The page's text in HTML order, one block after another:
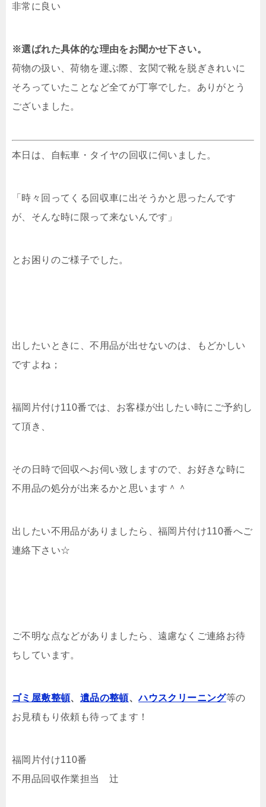
非常に良い
※選ばれた具体的な理由をお聞かせ下さい。
荷物の扱い、荷物を運ぶ際、玄関で靴を脱ぎきれいに
そろっていたことなど全てが丁寧でした。ありがとう
ございました。
本日は、自転車・タイヤの回収に伺いました。
「時々回ってくる回収車に出そうかと思ったんです
が、そんな時に限って来ないんです」
とお困りのご様子でした。
出したいときに、不用品が出せないのは、もどかしい
ですよね；
福岡片付け110番では、お客様が出したい時にご予約し
て頂き、
その日時で回収へお伺い致しますので、お好きな時に
不用品の処分が出来るかと思います＾＾
出したい不用品がありましたら、福岡片付け110番へご
連絡下さい☆
ご不明な点などがありましたら、遠慮なくご連絡お待
ちしています。
ゴミ屋敷整頓、 遺品の整頓、ハウスクリーニング等の
お見積もり依頼も待ってます！
福岡片付け110番
不用品回収作業担当 辻